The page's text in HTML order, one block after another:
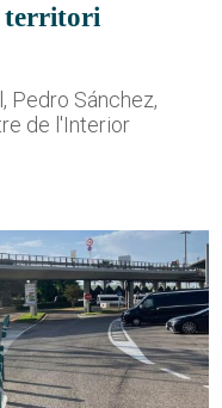
territori
Pedro Sánchez,
de l'Interior